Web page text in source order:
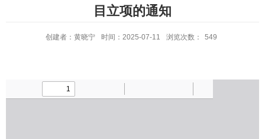
目立项的通知
创建者：黄晓宁 时间：2025-07-11 浏览次数： 549